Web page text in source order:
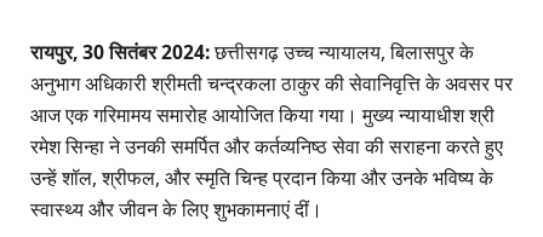
रायपुर, 30 सितंबर 2024:छत्तीसगढ़ उच्च न्यायालय, बिलासपुर के
अनुभाग अधिकारी श्रीमती चन्द्रकला ठाकुर की सेवानिवृत्ति के अवसर पर
आज एक गरिमामय समारोह आयोजित किया गया। मुख्य न्यायाधीश श्री
रमेश सिन्हा ने उनकी समर्पित और कर्तव्यनिष्ठ सेवा की सराहना करते हुए
उन्हें शॉल, श्रीफल, और स्मृति चिन्ह प्रदान किया और उनके भविष्य के
स्वास्थ्य और जीवन के लिए शुभकामनाएं दीं।